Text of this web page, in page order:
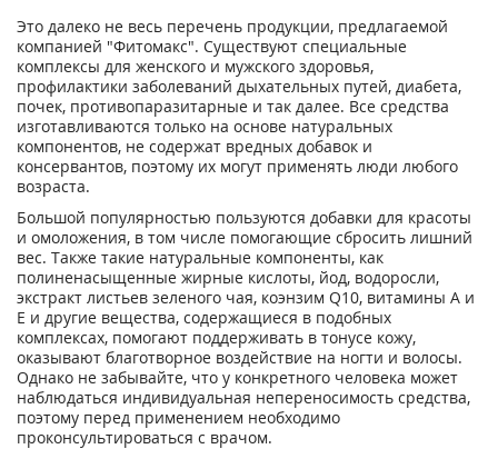
Это далеко не весь перечень продукции, предлагаемой
компанией "Фитомакс". Существуют специальные
комплексы для женского и мужского здоровья,
профилактики заболеваний дыхательных путей, диабета,
почек, противопаразитарные и так далее. Все средства
изготавливаются только на основе натуральных
компонентов, не содержат вредных добавок и
консервантов, поэтому их могут применять люди любого
возраста.
Большой популярностью пользуются добавки для красоты
и омоложения, в том числе помогающие сбросить лишний
вес. Также такие натуральные компоненты, как
полиненасыщенные жирные кислоты, йод, водоросли,
экстракт листьев зеленого чая, коэнзим Q10, витамины A и
E и другие вещества, содержащиеся в подобных
комплексах, помогают поддерживать в тонусе кожу,
оказывают благотворное воздействие на ногти и волосы.
Однако не забывайте, что у конкретного человека может
наблюдаться индивидуальная непереносимость средства,
поэтому перед применением необходимо
проконсультироваться с врачом.